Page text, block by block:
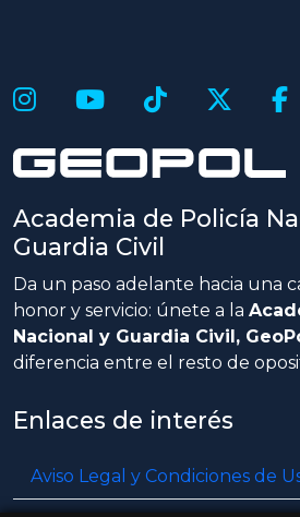
Academia de Policía
Guardia Civil
Da un paso adelante hacia una
honor y servicio: únete a la
Nacional y Guardia Civil,
diferencia entre el resto de
Enlaces de interés
Aviso Legal y Condiciones de